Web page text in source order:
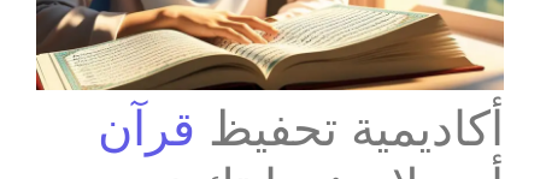
أكاديمية تحفيظ قرآن